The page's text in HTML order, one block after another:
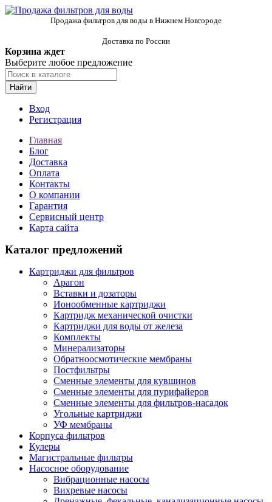
Продажа фильтров для воды в Нижнем Новгороде
Доставка по России
Корзина ждет
Выберите любое предложение
Найти
Вход
Регистрация
Главная
Блог
Доставка
Оплата
Контакты
О компании
Гарантия
Сервисный центр
Карта сайта
Каталог предложений
Картриджи для фильтров
Арагон
Вставки и дозаторы
Ионообменные картриджи
Картридж механической очистки
Картриджи для воды от железа
Комплекты
Минерализаторы
Обратноосмотические мембраны
Постфильтры
Сменные элементы для кувшинов
Сменные элементы для пурифайеров
Сменные элементы для фильтров-насадок
Угольные картриджи
УФ мембраны
Корпуса фильтров
Кулеры
Магистральные фильтры
Насосное оборудование
Вибрационные насосы
Вихревые насосы